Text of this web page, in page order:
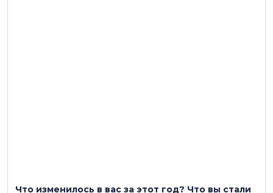
Что изменилось в вас за этот год? Что вы стали